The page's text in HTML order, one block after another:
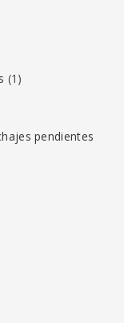
(1)
pendientes